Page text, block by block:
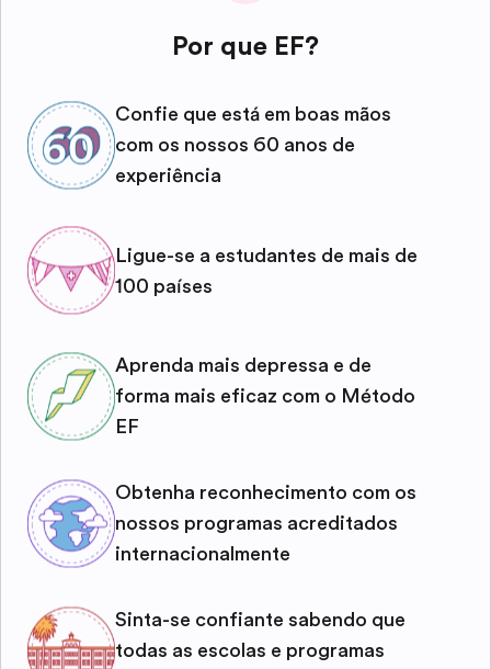
Por que EF?
Confie que está em boas mãos
com os nossos 60 anos de
experiência
Ligue-se a estudantes de mais de
100 países
Aprenda mais depressa e de
forma mais eficaz com o Método
EF
Obtenha reconhecimento com os
nossos programas acreditados
internacionalmente
Sinta-se confiante sabendo que
todas as escolas e programas